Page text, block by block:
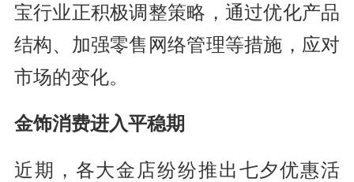
宝行业正积极调整策略，通过优化产品
结构、加强零售网络管理等措施，应对
市场的变化。
金饰消费进入平稳期
近期，各大金店纷纷推出七夕优惠活